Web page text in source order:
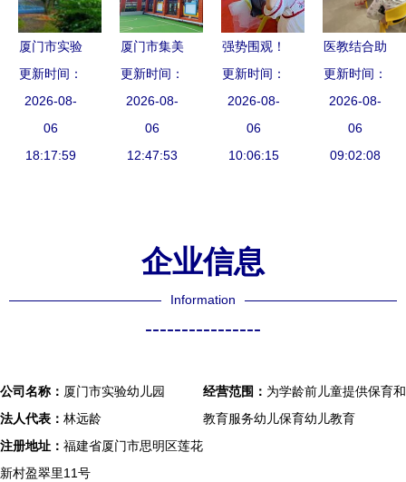
单）
厦门市实验
幼儿园 寓
教于乐的成
长乐园
更新时间：
2026-08-
06
18:17:59
厦门市集美
区滨海幼儿
园托育班招
生信息及实
验幼儿园报
更新时间：
2026-08-
06
12:47:53
强势围观！
厦门这里有
个幸福家园
——厦门市
实验幼儿园
更新时间：
2026-08-
06
10:06:15
医教结合助
推融合教育
厦门市心欣
幼儿园举办
全国助残日
更新时间：
2026-08-
06
09:02:08
企业信息
Information
----------------
公司名称： 厦门市实验幼儿园
法人代表： 林远龄
注册地址： 福建省厦门市思明区莲花
新村盈翠里11号
经营范围： 为学龄前儿童提供保育和
教育服务幼儿保育幼儿教育